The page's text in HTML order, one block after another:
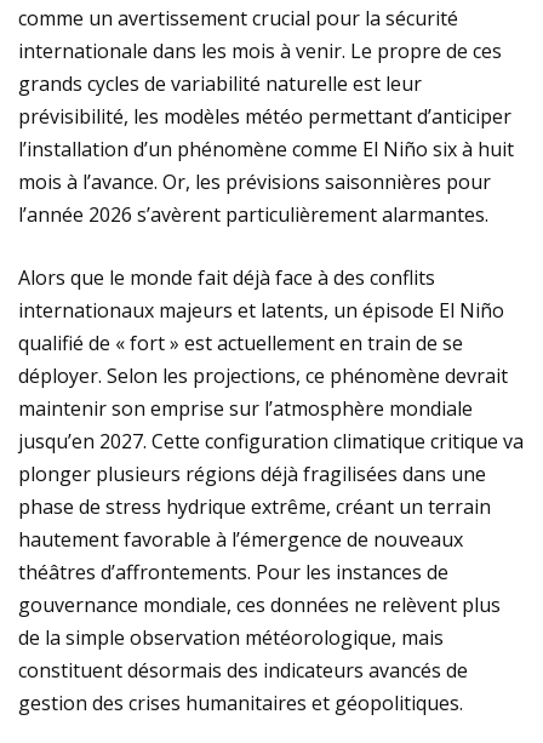
comme un avertissement crucial pour la sécurité
internationale dans les mois à venir. Le propre de ces
grands cycles de variabilité naturelle est leur
prévisibilité, les modèles météo permettant d’anticiper
l’installation d’un phénomène comme El Niño six à huit
mois à l’avance. Or, les prévisions saisonnières pour
l’année 2026 s’avèrent particulièrement alarmantes.
Alors que le monde fait déjà face à des conflits
internationaux majeurs et latents, un épisode El Niño
qualifié de « fort » est actuellement en train de se
déployer. Selon les projections, ce phénomène devrait
maintenir son emprise sur l’atmosphère mondiale
jusqu’en 2027. Cette configuration climatique critique va
plonger plusieurs régions déjà fragilisées dans une
phase de stress hydrique extrême, créant un terrain
hautement favorable à l’émergence de nouveaux
théâtres d’affrontements. Pour les instances de
gouvernance mondiale, ces données ne relèvent plus
de la simple observation météorologique, mais
constituent désormais des indicateurs avancés de
gestion des crises humanitaires et géopolitiques.